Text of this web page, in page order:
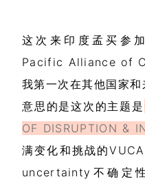
这次来印度孟买参
Pacific Alliance of
我第一次在其他国家
意思的是这次的主题是
OF DISRUPTION &
满变化和挑战的
uncertainty不确定